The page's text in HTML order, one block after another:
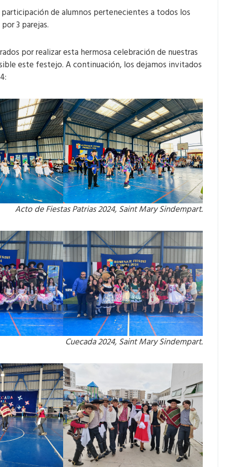
de alumnos pertenecientes a todos los
3 parejas.
por realizar esta hermosa celebración de nuestras
este festejo. A continuación, los dejamos invitados
Acto de Fiestas Patrias 2024, Saint Mary Sindempart.
Cuecada 2024, Saint Mary Sindempart.